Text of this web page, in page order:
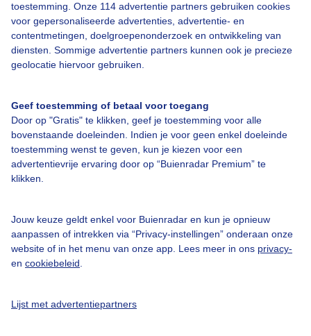
toestemming. Onze 114 advertentie partners gebruiken cookies
voor gepersonaliseerde advertenties, advertentie- en
contentmetingen, doelgroepenonderzoek en ontwikkeling van
diensten. Sommige advertentie partners kunnen ook je precieze
geolocatie hiervoor gebruiken.
Geef toestemming of betaal voor toegang
Door op "Gratis" te klikken, geef je toestemming voor alle
bovenstaande doeleinden. Indien je voor geen enkel doeleinde
toestemming wenst te geven, kun je kiezen voor een
advertentievrije ervaring door op “Buienradar Premium” te
klikken.
Jouw keuze geldt enkel voor Buienradar en kun je opnieuw
aanpassen of intrekken via “Privacy-instellingen” onderaan onze
website of in het menu van onze app. Lees meer in ons privacy-
en cookiebeleid
Lijst met advertentiepartners
Bedrijfsgegevens
Veelgestelde vragen
Contact
Gebruikersvoorwaarden
Adverteren
Buienradar Team
Privacy beleid
Privacy instellingen
Gratis weerdata
Buienradar